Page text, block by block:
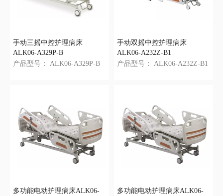
手动三摇中控护理病床
ALK06-A329P-B
产品型号：
ALK06-A329P-B
手动双摇中控护理病床
ALK06-A232Z-B1
产品型号：
ALK06-A232Z-B1
多功能电动护理病床ALK06-
多功能电动护理病床ALK06-